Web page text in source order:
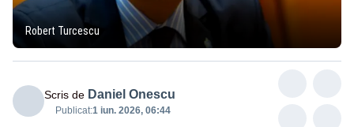
Robert Turcescu
Scris de Daniel Onescu
Publicat:1 iun. 2026, 06:44